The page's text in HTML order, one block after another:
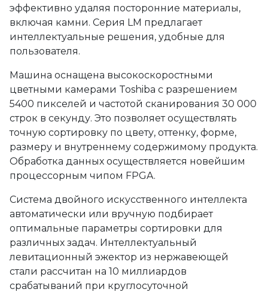
эффективно удаляя посторонние материалы,
включая камни. Серия LM предлагает
интеллектуальные решения, удобные для
пользователя.
Машина оснащена высокоскоростными
цветными камерами Toshiba с разрешением
5400 пикселей и частотой сканирования 30 000
строк в секунду. Это позволяет осуществлять
точную сортировку по цвету, оттенку, форме,
размеру и внутреннему содержимому продукта.
Обработка данных осуществляется новейшим
процессорным чипом FPGA.
Система двойного искусственного интеллекта
автоматически или вручную подбирает
оптимальные параметры сортировки для
различных задач. Интеллектуальный
левитационный эжектор из нержавеющей
стали рассчитан на 10 миллиардов
срабатываний при круглосуточной